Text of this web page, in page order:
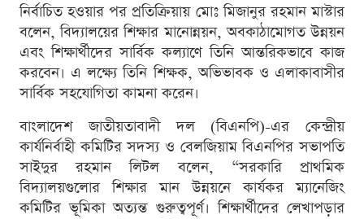
নির্বাচিত হওয়ার পর প্রতিক্রিয়ায় মোঃ মিজানুর রহমান মাস্টার
বলেন, বিদ্যালয়ের শিক্ষার মানোন্নয়ন, অবকাঠামোগত উন্নয়ন
এবং শিক্ষার্থীদের সার্বিক কল্যাণে তিনি আন্তরিকভাবে কাজ
করবেন। এ লক্ষ্যে তিনি শিক্ষক, অভিভাবক ও এলাকাবাসীর
সার্বিক সহযোগিতা কামনা করেন।
বাংলাদেশ জাতীয়তাবাদী দল (বিএনপি)-এর কেন্দ্রীয়
কার্যনির্বাহী কমিটির সদস্য ও বেলজিয়াম বিএনপির সভাপতি
সাইদুর রহমান লিটল বলেন, “সরকারি প্রাথমিক
বিদ্যালয়গুলোর শিক্ষার মান উন্নয়নে কার্যকর ম্যানেজিং
কমিটির ভূমিকা অত্যন্ত গুরুত্বপূর্ণ। শিক্ষার্থীদের লেখাপড়ার